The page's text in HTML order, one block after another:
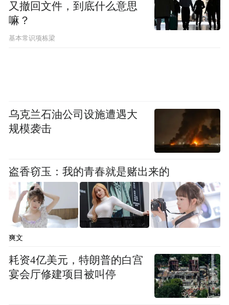
又撤回文件，到底什么意思
嘛？
基本常识项栋梁
乌克兰石油公司设施遭遇大
规模袭击
盗香窃玉：我的青春就是赌出来的
爽文
耗资4亿美元，特朗普的白宫
宴会厅修建项目被叫停